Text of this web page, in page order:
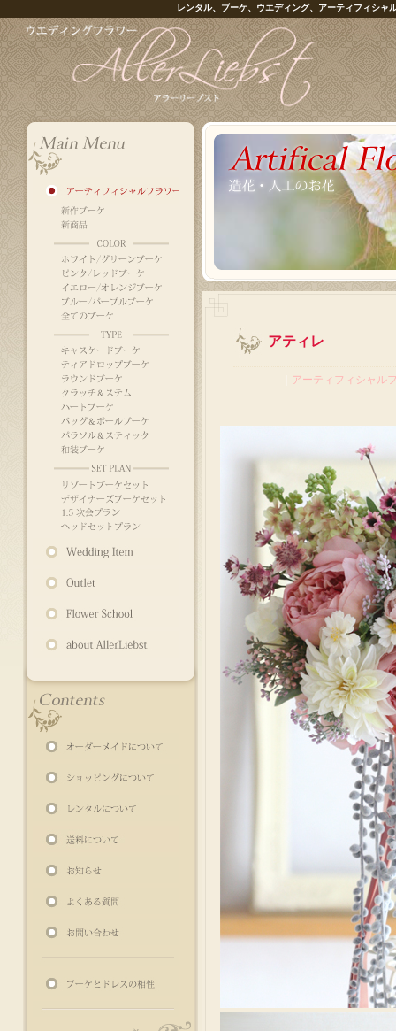
レンタル、ブーケ、ウエディング、アーティフィシャ
アティレ
アーティフィシャル